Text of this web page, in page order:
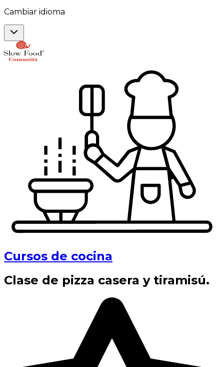
Cambiar idioma
Cursos de cocina
Clase de pizza casera y tiramisú.